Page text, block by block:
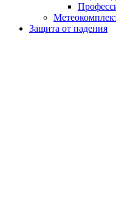
Защита от падения